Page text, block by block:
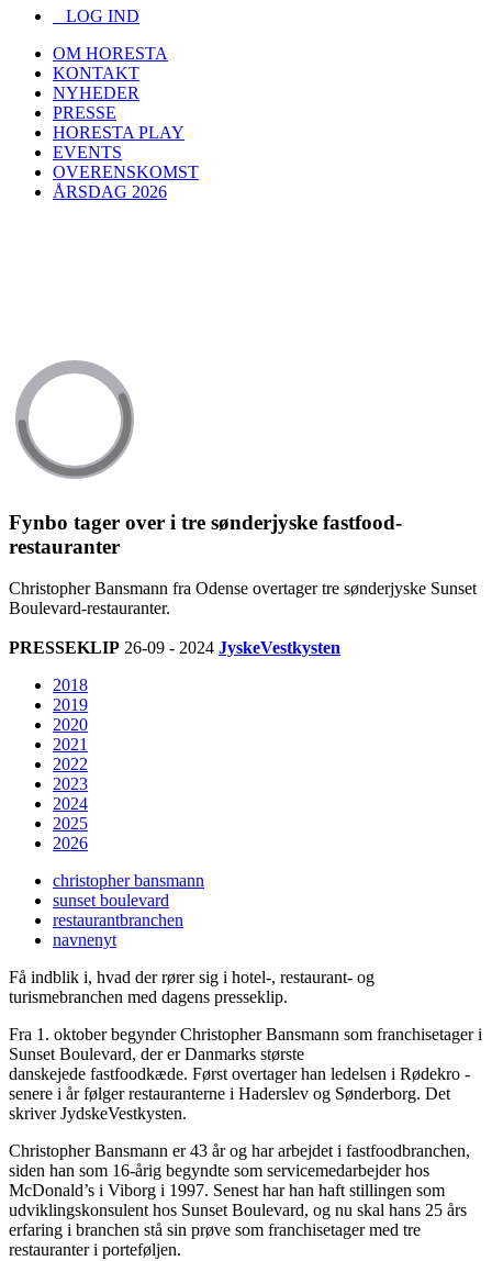
LOG IND
OM HORESTA
KONTAKT
NYHEDER
PRESSE
HORESTA PLAY
EVENTS
OVERENSKOMST
ÅRSDAG 2026
Fynbo tager over i tre sønderjyske fastfood-
restauranter
Christopher Bansmann fra Odense overtager tre sønderjyske Sunset
Boulevard-restauranter.
PRESSEKLIP 26-09 - 2024 JyskeVestkysten
2018
2019
2020
2021
2022
2023
2024
2025
2026
christopher bansmann
sunset boulevard
restaurantbranchen
navnenyt
Få indblik i, hvad der rører sig i hotel-, restaurant- og
turismebranchen med dagens presseklip.
Fra 1. oktober begynder Christopher Bansmann som franchisetager i
Sunset Boulevard, der er Danmarks største
danskejede fastfoodkæde. Først overtager han ledelsen i Rødekro -
senere i år følger restauranterne i Haderslev og Sønderborg. Det
skriver JydskeVestkysten.
Christopher Bansmann er 43 år og har arbejdet i fastfoodbranchen,
siden han som 16-årig begyndte som servicemedarbejder hos
McDonald’s i Viborg i 1997. Senest har han haft stillingen som
udviklingskonsulent hos Sunset Boulevard, og nu skal hans 25 års
erfaring i branchen stå sin prøve som franchisetager med tre
restauranter i porteføljen.